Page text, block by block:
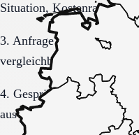
Situation, Kostenrahmen.
3. Anfrage sauber
vergleichbar bleiben.
4. Gespräche und
auswerten.